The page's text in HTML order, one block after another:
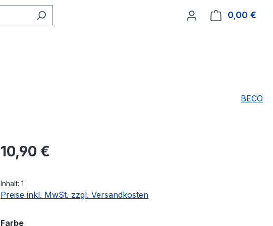
0,00 €
BECO
Regulärer Preis:
10,90 €
Inhalt: 1
Preise inkl. MwSt. zzgl. Versandkosten
Farbeauswählen